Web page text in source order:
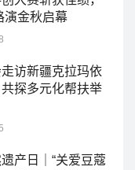
演金秋启幕
访新疆克拉玛依
探多元化帮扶举
产日｜“关爱豆蔻